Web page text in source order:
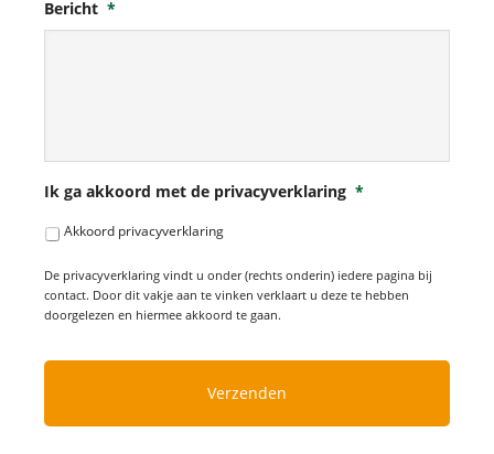
Bericht *
Ik ga akkoord met de privacyverklaring *
Akkoord privacyverklaring
De privacyverklaring vindt u onder (rechts onderin) iedere pagina bij
contact. Door dit vakje aan te vinken verklaart u deze te hebben
doorgelezen en hiermee akkoord te gaan.